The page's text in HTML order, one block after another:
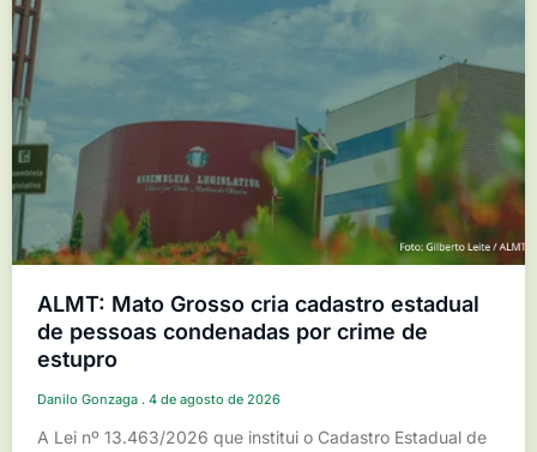
ALMT: Mato Grosso cria cadastro estadual
de pessoas condenadas por crime de
estupro
Danilo Gonzaga 4 de agosto de 2026
A Lei nº 13.463/2026 que institui o Cadastro Estadual de